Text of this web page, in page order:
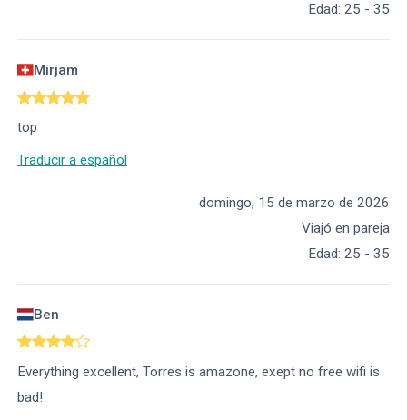
Edad: 25 - 35
Mirjam
top
Traducir a español
domingo, 15 de marzo de 2026
Viajó en pareja
Edad: 25 - 35
Ben
Everything excellent, Torres is amazone, exept no free wifi is
bad!